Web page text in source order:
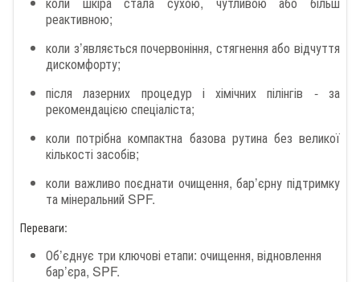
реактивною;
коли з’являється почервоніння, стягнення або відчуття
дискомфорту;
після лазерних процедур і хімічних пілінгів - за
рекомендацією спеціаліста;
коли потрібна компактна базова рутина без великої
кількості засобів;
коли важливо поєднати очищення, бар’єрну підтримку
та мінеральний SPF.
Переваги:
Об’єднує три ключові етапи: очищення, відновлення
бар’єра, SPF.